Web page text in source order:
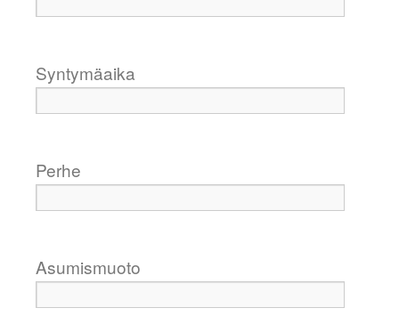
Syntymäaika
Perhe
Asumismuoto